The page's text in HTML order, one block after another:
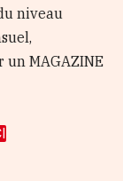
niveau
un MAGAZINE